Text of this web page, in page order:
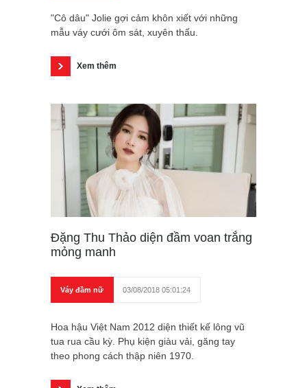
"Cô dâu" Jolie gợi cảm khôn xiết với những
mẫu váy cưới ôm sát, xuyên thấu.
Xem thêm
Đặng Thu Thảo diện đầm voan trắng
mỏng manh
Váy đầm nữ 03/08/2018 05:01:24
Hoa hậu Việt Nam 2012 diện thiết kế lông vũ
tua rua cầu kỳ. Phụ kiện giàu vải, găng tay
theo phong cách thập niên 1970.